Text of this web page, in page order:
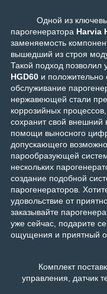
Одной из ключевых
парогенератора Harvia
заменяемость
вышедший из строя
Такой подход позволил
HGD60 и положительно
обслуживание
нержавеющей стали
коррозийных
сохранит свой внешний
помощи выносного
допускающего
парообразующей
нескольких
создание подобной
парогенераторов.
удовольствие от
заказывайте
уже сейчас, подарите
ощущения и приятный
Комплект
управления, датчик